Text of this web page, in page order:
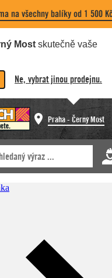
na všechny balíky od 1 500
Most skutečně vaše
Ne, vybrat jinou prodejnu.
Praha - Černý Most